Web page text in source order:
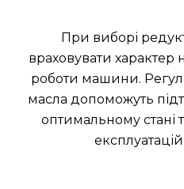
При виборі
враховувати характер
роботи машини.
масла допоможуть
оптимальному стані